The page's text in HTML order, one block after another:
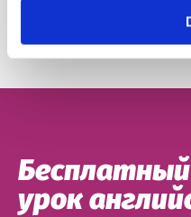
урок